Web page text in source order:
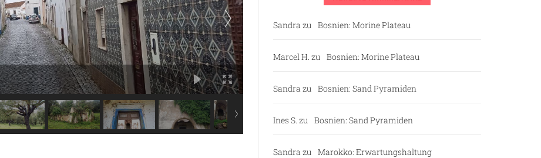
Sandra zu Bosnien: Morine Plateau
Marcel H. zu Bosnien: Morine Plateau
Sandra zu Bosnien: Sand Pyramiden
Ines S. zu Bosnien: Sand Pyramiden
Sandra zu Marokko: Erwartungshaltung